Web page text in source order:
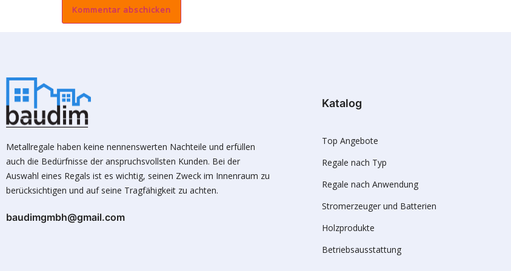
Metallregale haben keine nennenswerten Nachteile und erfüllen
auch die Bedürfnisse der anspruchsvollsten Kunden. Bei der
Auswahl eines Regals ist es wichtig, seinen Zweck im Innenraum zu
berücksichtigen und auf seine Tragfähigkeit zu achten.
baudimgmbh@gmail.com
Katalog
Top Angebote
Regale nach Typ
Regale nach Anwendung
Stromerzeuger und Batterien
Holzprodukte
Betriebsausstattung